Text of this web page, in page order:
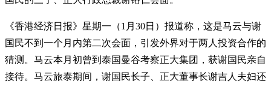
《香港经济日报》星期一（1月30日）报道称，这是马云与谢
国民不到一个月内第二次会面，引发外界对于两人投资合作的
猜测。马云本月初曾到泰国曼谷考察正大集团，获谢国民亲自
接待。马云旅泰期间，谢国民长子、正大董事长谢吉人夫妇还